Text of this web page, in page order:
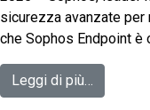
sicurezza avanzate per
che Sophos Endpoint è
Leggi di più…